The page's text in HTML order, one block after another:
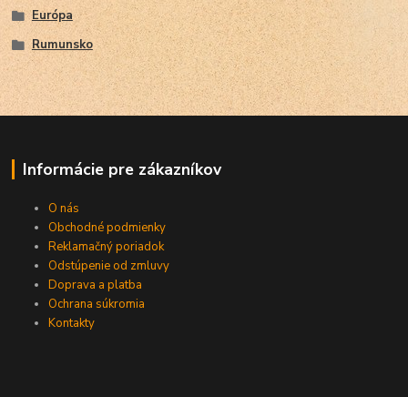
Európa
Rumunsko
Informácie pre zákazníkov
O nás
Obchodné podmienky
Reklamačný poriadok
Odstúpenie od zmluvy
Doprava a platba
Ochrana súkromia
Kontakty